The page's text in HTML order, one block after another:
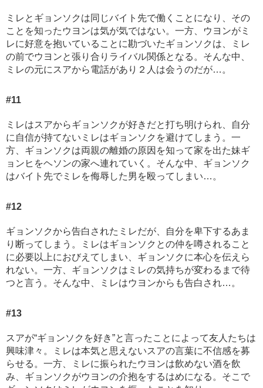
ミレとギョンソクは同じバイト先で働くことになり、その
ことを知ったウヨンは気が気ではない。一方、ウヨンがミ
レに好意を抱いていることに勘づいたギョンソクは、ミレ
の前でウヨンと張り合りライバル関係となる。そんな中、
ミレの元にスアから電話があり２人は会うのだが…。
#11
ミレはスアからギョンソクが好きだと打ち明けられ、自分
に自信が持てないミレはギョンソクを避けてしまう。一
方、ギョンソクは両親の離婚の原因を知って家を出た妹ギ
ョンヒをヘソンの家へ連れていく。そんな中、ギョンソク
はバイト先でミレを侮辱した男を殴ってしまい…。
#12
ギョンソクから告白されたミレだが、自分を卑下するあま
り断ってしまう。ミレはギョンソクとの仲を噂されること
に必要以上におびえてしまい、ギョンソクに本心を伝えら
れない。一方、ギョンソクはミレの気持ちが変わるまで待
つと言う。そんな中、ミレはウヨンからも告白され…。
#13
スアが“ギョンソクを好き”と言ったことによって友人たちは
興味津々。ミレは本気と思えないスアの言葉に不信感を募
らせる。一方、ミレに振られたウヨンは飲めない酒を飲
み、ギョンソクがウヨンの介抱をするはめになる。そこで